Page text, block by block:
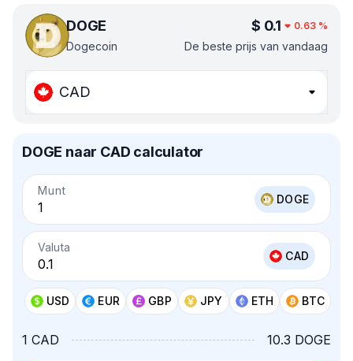
DOGE
Dogecoin
$ 0.1 0.63 %
De beste prijs van vandaag
CAD
DOGE naar CAD calculator
Munt
DOGE
Valuta
CAD
USD EUR GBP JPY ETH BTC
1 CAD 10.3 DOGE